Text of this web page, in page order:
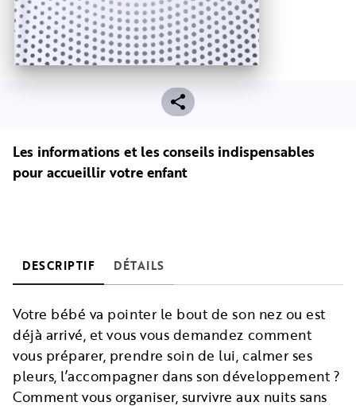
Les informations et les conseils indispensables
pour accueillir votre enfant
DESCRIPTIF DÉTAILS
Votre bébé va pointer le bout de son nez ou est
déjà arrivé, et vous vous demandez comment
vous préparer, prendre soin de lui, calmer ses
pleurs, l’accompagner dans son développement ?
Comment vous organiser, survivre aux nuits sans